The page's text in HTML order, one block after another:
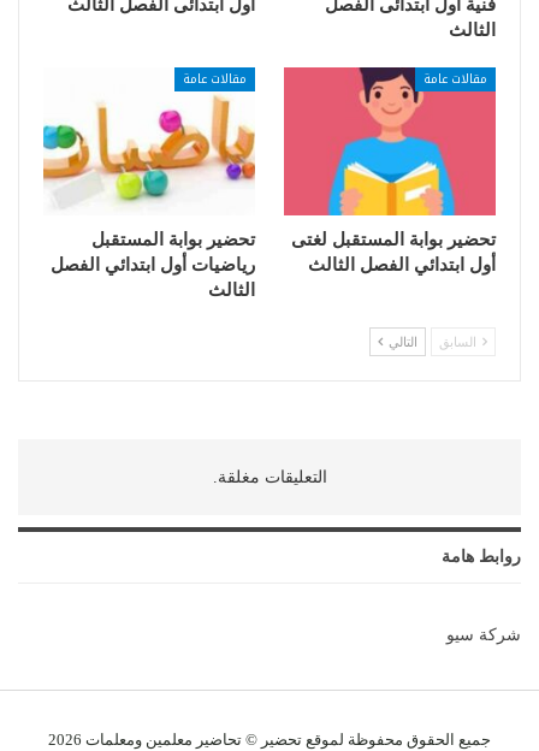
فنية اول ابتدائى الفصل
الثالث
اول ابتدائى الفصل الثالث
مقالات عامة
تحضير بوابة المستقبل لغتى
أول ابتدائي الفصل الثالث
مقالات عامة
تحضير بوابة المستقبل
رياضيات أول ابتدائي الفصل
الثالث
السابق التالي
التعليقات مغلقة.
روابط هامة
شركة سيو
جميع الحقوق محفوظة لموقع تحضير © تحاضير معلمين ومعلمات